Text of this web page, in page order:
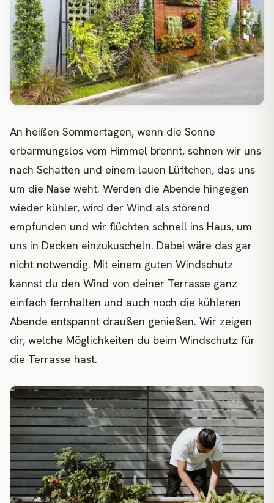
An heißen Sommertagen, wenn die Sonne
erbarmungslos vom Himmel brennt, sehnen wir uns
nach Schatten und einem lauen Lüftchen, das uns
um die Nase weht. Werden die Abende hingegen
wieder kühler, wird der Wind als störend
empfunden und wir flüchten schnell ins Haus, um
uns in Decken einzukuscheln. Dabei wäre das gar
nicht notwendig. Mit einem guten Windschutz
kannst du den Wind von deiner Terrasse ganz
einfach fernhalten und auch noch die kühleren
Abende entspannt draußen genießen. Wir zeigen
dir, welche Möglichkeiten du beim Windschutz für
die Terrasse hast.